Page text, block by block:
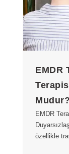
EMDR
Mudur?
EMDR
özellikle